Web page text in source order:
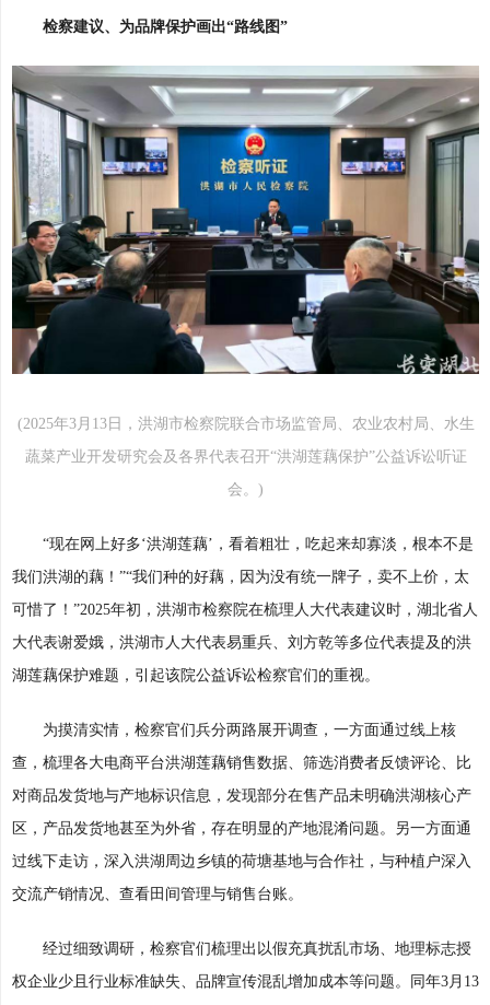
检察建议、为品牌保护画出“路线图”
(2025年3月13日，洪湖市检察院联合市场监管局、农业农村局、水生
蔬菜产业开发研究会及各界代表召开“洪湖莲藕保护”公益诉讼听证
会。)
“现在网上好多‘洪湖莲藕’，看着粗壮，吃起来却寡淡，根本不是
我们洪湖的藕！”“我们种的好藕，因为没有统一牌子，卖不上价，太
可惜了！”2025年初，洪湖市检察院在梳理人大代表建议时，湖北省人
大代表谢爱娥，洪湖市人大代表易重兵、刘方乾等多位代表提及的洪
湖莲藕保护难题，引起该院公益诉讼检察官们的重视。
为摸清实情，检察官们兵分两路展开调查，一方面通过线上核
查，梳理各大电商平台洪湖莲藕销售数据、筛选消费者反馈评论、比
对商品发货地与产地标识信息，发现部分在售产品未明确洪湖核心产
区，产品发货地甚至为外省，存在明显的产地混淆问题。另一方面通
过线下走访，深入洪湖周边乡镇的荷塘基地与合作社，与种植户深入
交流产销情况、查看田间管理与销售台账。
经过细致调研，检察官们梳理出以假充真扰乱市场、地理标志授
权企业少且行业标准缺失、品牌宣传混乱增加成本等问题。同年3月13